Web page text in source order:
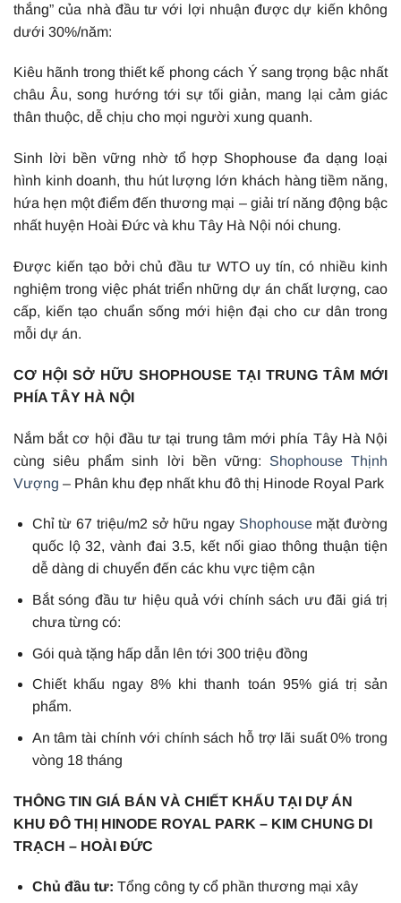
thắng” của nhà đầu tư với lợi nhuận được dự kiến không
dưới 30%/năm:
Kiêu hãnh trong thiết kế phong cách Ý sang trọng bậc nhất
châu Âu, song hướng tới sự tối giản, mang lại cảm giác
thân thuộc, dễ chịu cho mọi người xung quanh.
Sinh lời bền vững nhờ tổ hợp Shophouse đa dạng loại
hình kinh doanh, thu hút lượng lớn khách hàng tiềm năng,
hứa hẹn một điểm đến thương mại – giải trí năng động bậc
nhất huyện Hoài Đức và khu Tây Hà Nội nói chung.
Được kiến tạo bởi chủ đầu tư WTO uy tín, có nhiều kinh
nghiệm trong việc phát triển những dự án chất lượng, cao
cấp, kiến tạo chuẩn sống mới hiện đại cho cư dân trong
mỗi dự án.
CƠ HỘI SỞ HỮU SHOPHOUSE TẠI TRUNG TÂM MỚI
PHÍA TÂY HÀ NỘI
Nắm bắt cơ hội đầu tư tại trung tâm mới phía Tây Hà Nội
cùng siêu phẩm sinh lời bền vững: Shophouse Thịnh
Vượng – Phân khu đẹp nhất khu đô thị Hinode Royal Park
Chỉ từ 67 triệu/m2 sở hữu ngay Shophousemặt đường
quốc lộ 32, vành đai 3.5, kết nối giao thông thuận tiện
dễ dàng di chuyển đến các khu vực tiệm cận
Bắt sóng đầu tư hiệu quả với chính sách ưu đãi giá trị
chưa từng có:
Gói quà tặng hấp dẫn lên tới 300 triệu đồng
Chiết khấu ngay 8% khi thanh toán 95% giá trị sản
phẩm.
An tâm tài chính với chính sách hỗ trợ lãi suất 0% trong
vòng 18 tháng
THÔNG TIN GIÁ BÁN VÀ CHIẾT KHẤU TẠI DỰ ÁN
KHU ĐÔ THỊ HINODE ROYAL PARK – KIM CHUNG DI
TRẠCH – HOÀI ĐỨC
Chủ đầu tư: Tổng công ty cổ phần thương mại xây